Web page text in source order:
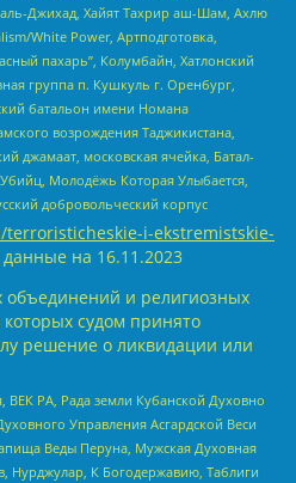
Джихад, Хайят Тахрир аш-Шам, Ахлю
White Power, Артподготовка,
пахарь”, Колумбайн, Хатлонский
группа п. Кушкуль г. Оренбург,
батальон имени Номана
возрождения Таджикистана,
джамаат, московская ячейка, Батал-
Молодёжь Которая Улыбается,
добровольческий корпус
i-ekstremistskie-
данные на 16.11.2023
и религиозных
судом принято
решение о ликвидации или
ВЕК РА, Рада земли Кубанской Духовно
Управления Асгардской Веси
Веды Перуна, Мужская Духовная
Нурджулар, К Богодержавию, Таблиги